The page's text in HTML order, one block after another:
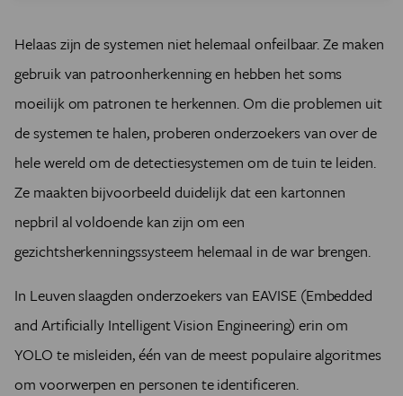
Helaas zijn de systemen niet helemaal onfeilbaar. Ze maken
gebruik van patroonherkenning en hebben het soms
moeilijk om patronen te herkennen. Om die problemen uit
de systemen te halen, proberen onderzoekers van over de
hele wereld om de detectiesystemen om de tuin te leiden.
Ze maakten bijvoorbeeld duidelijk dat een kartonnen
nepbril al voldoende kan zijn om een
gezichtsherkenningssysteem helemaal in de war brengen.
In Leuven slaagden onderzoekers van EAVISE (Embedded
and Artificially Intelligent Vision Engineering) erin om
YOLO te misleiden, één van de meest populaire algoritmes
om voorwerpen en personen te identificeren.